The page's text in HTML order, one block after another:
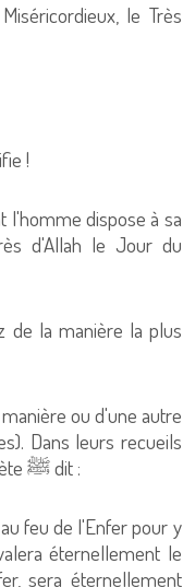
le Très
!
l'homme dispose à sa
d'Allah le Jour du
de la manière la plus
ou d'une autre
Dans leurs recueils
authentiques, les deux cheikhs al-Boukhari et Mouslim rapportent que le Prophète ﷺ dit :
feu de l'Enfer pour y
éternellement le
sera éternellement